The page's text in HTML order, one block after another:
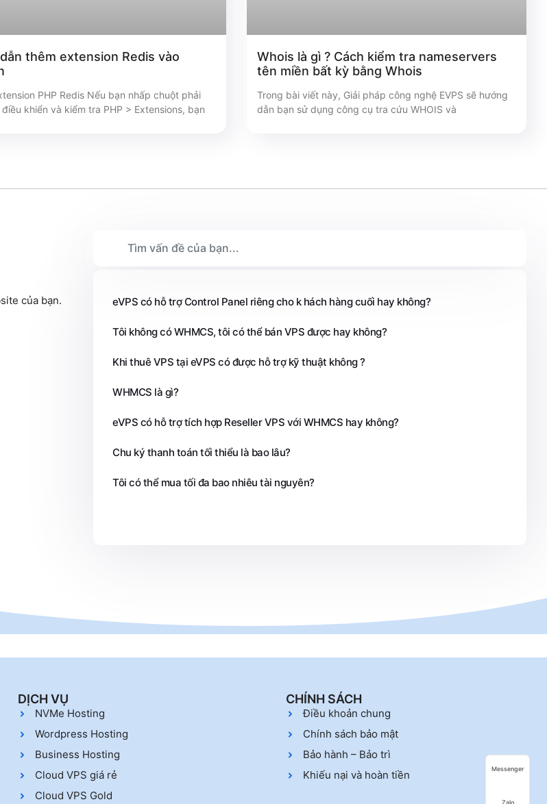
thêm extension Redis vào
PHP Redis Nếu bạn nhấp chuột phải
khiển và kiểm tra PHP > Extensions, bạn
Whois là gì ? Cách kiểm tra nameservers
tên miền bất kỳ bằng Whois
Trong bài viết này, Giải pháp công nghệ EVPS sẽ hướng
dẫn bạn sử dụng công cụ tra cứu WHOIS và
của bạn. eVPS có hỗ trợ Control Panel riêng cho k hách hàng cuối hay không?
Tôi không có WHMCS, tôi có thể bán VPS được hay không?
Khi thuê VPS tại eVPS có được hỗ trợ kỹ thuật không ?
WHMCS là gì?
eVPS có hỗ trợ tích hợp Reseller VPS với WHMCS hay không?
Chu ký thanh toán tối thiểu là bao lâu?
Tôi có thể mua tối đa bao nhiêu tài nguyên?
DỊCH VỤ
NVMe Hosting
Wordpress Hosting
Business Hosting
Cloud VPS giá rẻ
Cloud VPS Gold
CHÍNH SÁCH
Điều khoản chung
Chính sách bảo mật
Bảo hành – Bảo trì
Khiếu nại và hoàn tiền
Messenger
Zalo